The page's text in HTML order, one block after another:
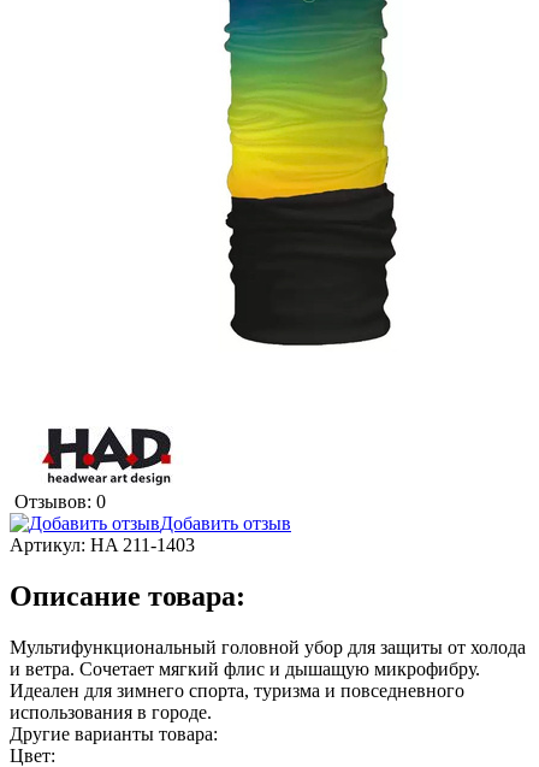
Отзывов: 0
Добавить отзыв
Артикул: HA 211-1403
Описание товара:
Мультифункциональный головной убор для защиты от холода
и ветра. Сочетает мягкий флис и дышащую микрофибру.
Идеален для зимнего спорта, туризма и повседневного
использования в городе.
Другие варианты товара:
Цвет: